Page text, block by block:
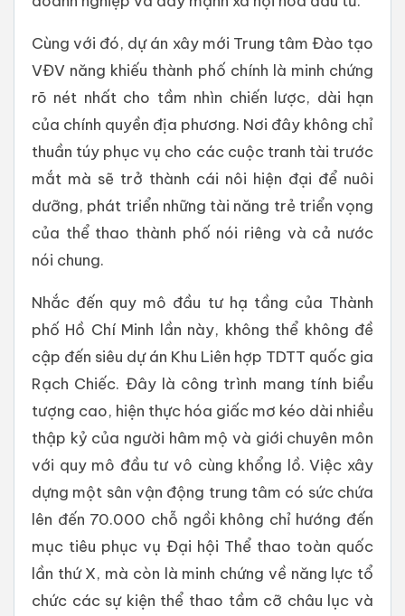
Cùng với đó, dự án xây mới Trung tâm Đào tạo
VĐV năng khiếu thành phố chính là minh chứng
rõ nét nhất cho tầm nhìn chiến lược, dài hạn
của chính quyền địa phương. Nơi đây không chỉ
thuần túy phục vụ cho các cuộc tranh tài trước
mắt mà sẽ trở thành cái nôi hiện đại để nuôi
dưỡng, phát triển những tài năng trẻ triển vọng
của thể thao thành phố nói riêng và cả nước
nói chung.
Nhắc đến quy mô đầu tư hạ tầng của Thành
phố Hồ Chí Minh lần này, không thể không đề
cập đến siêu dự án Khu Liên hợp TDTT quốc gia
Rạch Chiếc. Đây là công trình mang tính biểu
tượng cao, hiện thực hóa giấc mơ kéo dài nhiều
thập kỷ của người hâm mộ và giới chuyên môn
với quy mô đầu tư vô cùng khổng lồ. Việc xây
dựng một sân vận động trung tâm có sức chứa
lên đến 70.000 chỗ ngồi không chỉ hướng đến
mục tiêu phục vụ Đại hội Thể thao toàn quốc
lần thứ X, mà còn là minh chứng về năng lực tổ
chức các sự kiện thể thao tầm cỡ châu lục và